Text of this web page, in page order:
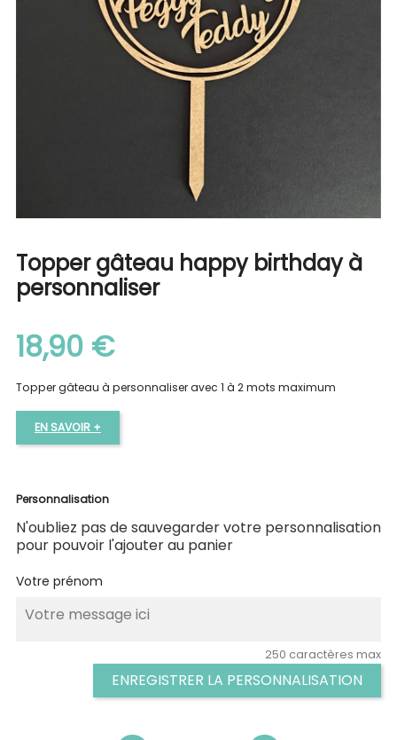
Topper gâteau happy birthday à
personnaliser
18,90 €
Topper gâteau à personnaliser avec 1 à 2 mots maximum
EN SAVOIR +
Personnalisation
N'oubliez pas de sauvegarder votre personnalisation
pour pouvoir l'ajouter au panier
Votre prénom
250 caractères max
ENREGISTRER LA PERSONNALISATION